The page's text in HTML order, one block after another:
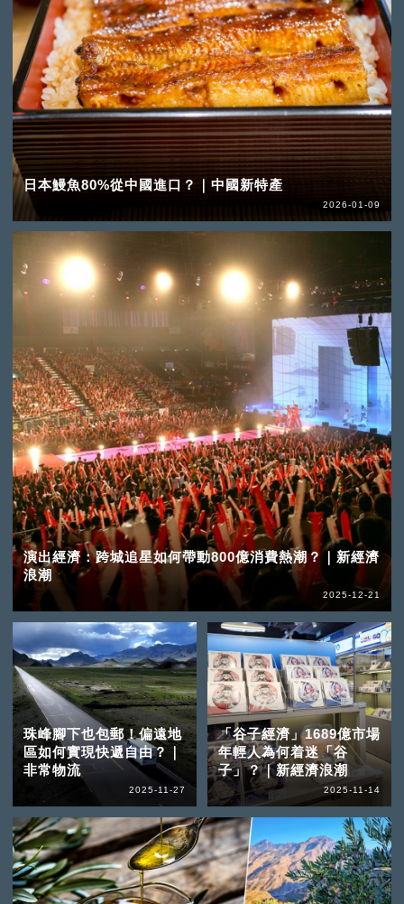
日本鰻魚80%從中國進口？｜中國新特產
2026-01-09
演出經濟：跨城追星如何帶動800億消費熱潮？｜新經濟
浪潮
2025-12-21
珠峰腳下也包郵！偏遠地
區如何實現快遞自由？｜
非常物流
2025-11-27
「谷子經濟」1689億市場
年輕人為何着迷「谷
子」？｜新經濟浪潮
2025-11-14